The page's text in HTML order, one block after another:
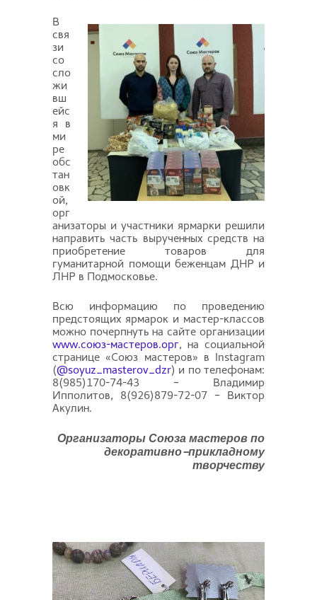
В
свя
зи
со
сло
жи
вш
ейс
я в
ми
ре
обс
тан
овк
ой,
орг
анизаторы и участники ярмарки решили
направить часть вырученных средств на
приобретение товаров для
гуманитарной помощи беженцам ДНР и
ЛНР в Подмосковье.
Всю информацию по проведению
предстоящих ярмарок и мастер-классов
можно почерпнуть на сайте организации
www.союз-мастеров.орг, на социальной
странице «Союз мастеров» в Instagram
(@soyuz_masterov_dzr) и по телефонам:
8(985)170-74-43 – Владимир
Ипполитов, 8(926)879-72-07 – Виктор
Акулин.
Организаторы Союза мастеров по
декоративно-прикладному
творчеству